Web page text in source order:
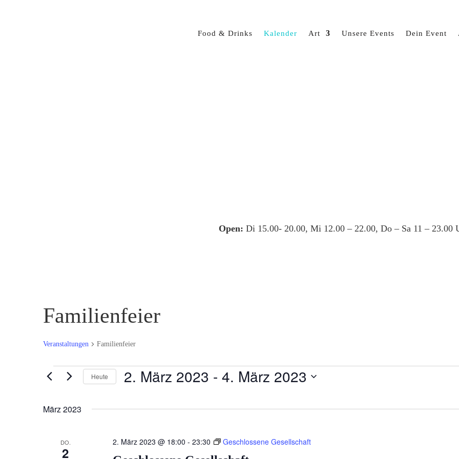
Food & Drinks Kalender Art Unsere Events Dein Event
Open: Di 15.00- 20.00, Mi 12.00 – 22.00, Do – Sa 11 – 23.00
Familienfeier
Veranstaltungen Familienfeier
Veranstaltungen
Heute 2. März 2023 - 4. März 2023
März 2023
DO.
2
2. März 2023 @ 18:00 - 23:30 Geschlossene Gesellschaft